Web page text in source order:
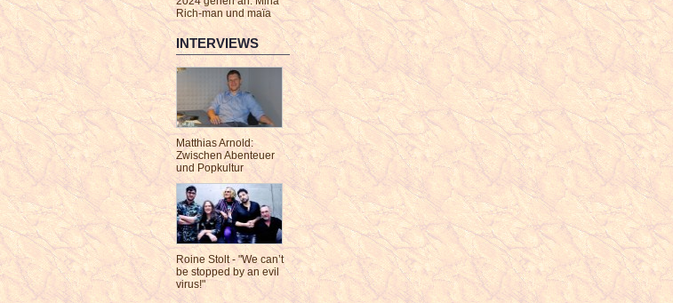
Rich-man und maïa
INTERVIEWS
Matthias Arnold:
Zwischen Abenteuer
und Popkultur
Roine Stolt - "We can’t
be stopped by an evil
virus!"